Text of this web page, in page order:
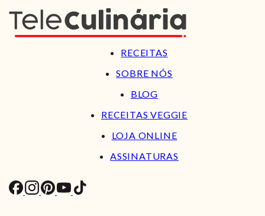
RECEITAS
SOBRE NÓS
BLOG
RECEITAS VEGGIE
LOJA ONLINE
ASSINATURAS